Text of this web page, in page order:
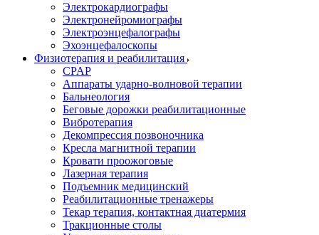
Электрокардиографы
Электронейромиографы
Электроэнцефалографы
Эхоэнцефалоскопы
Физиотерапия и реабилитация
CPAP
Аппараты ударно-волновой терапии
Бальнеология
Беговые дорожки реабилитационные
Вибротерапия
Декомпрессия позвоночника
Кресла магнитной терапии
Кровати проожоговые
Лазерная терапия
Подъемник медицинский
Реабилитационные тренажеры
Текар терапия, контактная диатермия
Тракционные столы